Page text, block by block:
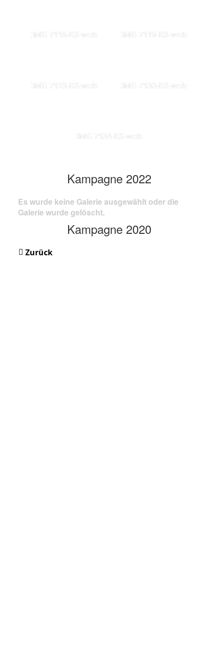
IMG 7116-KS-web IMG 7119-KS-web
IMG 7123-KS-web IMG 7130-KS-web
IMG 7134-KS-web
Kampagne 2022
Es wurde keine Galerie ausgewählt oder die
Galerie wurde gelöscht.
Kampagne 2020
Zurück